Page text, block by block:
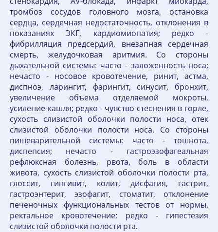
тромбоз сосудов головного мозга, остановка
сердца, сердечная недостаточность, отклонения в
показаниях ЭКГ, кардиомиопатия; редко -
фибрилляция предсердий, внезапная сердечная
смерть, желудочковая аритмия. Со стороны
дыхательной системы: часто - заложенность носа;
нечасто - носовое кровотечение, ринит, астма,
диспноэ, ларингит, фарингит, синусит, бронхит,
увеличение объема отделяемой мокроты,
усиление кашля; редко - чувство стеснения в горле,
сухость слизистой оболочки полости носа, отек
слизистой оболочки полости носа. Со стороны
пищеварительной системы: часто - тошнота,
диспепсия; нечасто - гастроэзофагеальная
рефлюксная болезнь, рвота, боль в области
живота, сухость слизистой оболочки полости рта,
глоссит, гингивит, колит, дисфагия, гастрит,
гастроэнтерит, эзофагит, стоматит, отклонение
печеночных функциональных тестов от нормы,
ректальное кровотечение; редко - гипестезия
слизистой оболочки полости рта.